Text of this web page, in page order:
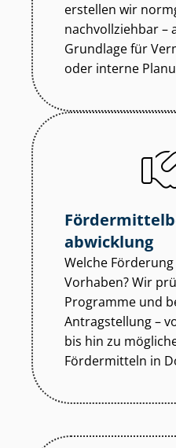
erstellen wir
nachvollziehbar –
Grundlage für
oder interne
abwicklung
Welche
Vorhaben? Wir
Programme und
Antragstellung –
bis hin zu
Fördermitteln in